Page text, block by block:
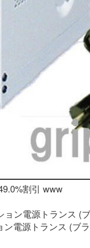
割引 www
電源トランス (ブ